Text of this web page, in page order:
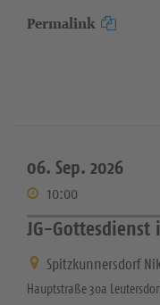
Permalink
06. Sep. 2026
10:00
JG-
Spitzkunnersdorf
Hauptstraße 30a